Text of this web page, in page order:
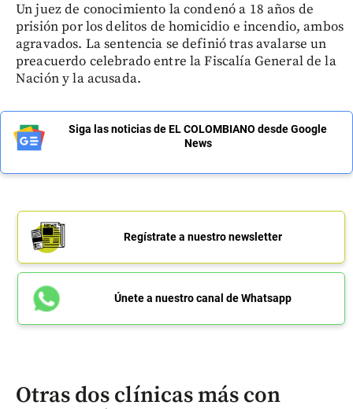
Un juez de conocimiento la condenó a 18 años de
prisión por los delitos de homicidio e incendio, ambos
agravados. La sentencia se definió tras avalarse un
preacuerdo celebrado entre la Fiscalía General de la
Nación y la acusada.
Siga las noticias de EL COLOMBIANO desde Google
News
Regístrate a nuestro newsletter
Únete a nuestro canal de Whatsapp
Otras dos clínicas más con